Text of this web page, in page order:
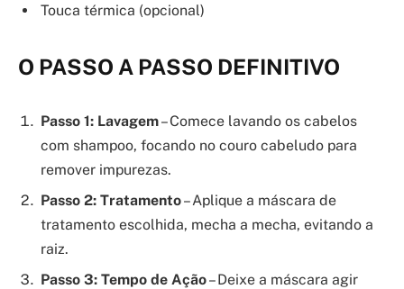
Touca térmica (opcional)
O PASSO A PASSO DEFINITIVO
Passo 1: Lavagem– Comece lavando os cabelos
com shampoo, focando no couro cabeludo para
remover impurezas.
Passo 2: Tratamento– Aplique a máscara de
tratamento escolhida, mecha a mecha, evitando a
raiz.
Passo 3: Tempo de Ação– Deixe a máscara agir